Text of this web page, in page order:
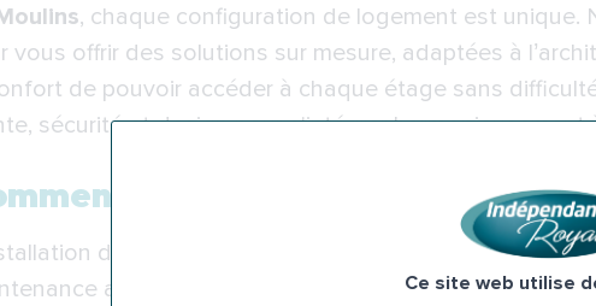
Ce site web utilise
, chaque configuration de logement est
vous offrir des solutions sur mesure, adaptées à
de pouvoir accéder à chaque étage sans
sécurité et design pour s'intégrer harmonieusement
se déroule l’installation
de votre monte-escalier se fait en quelques
annuelle :